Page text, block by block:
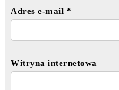
Adres e-mail *
Witryna internetowa